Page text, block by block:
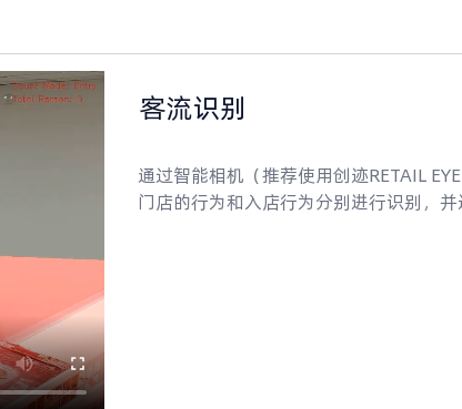
客流识别
通过智能相机（推荐使用创迹RETAIL EYE
门店的行为和入店行为分别进行识别，